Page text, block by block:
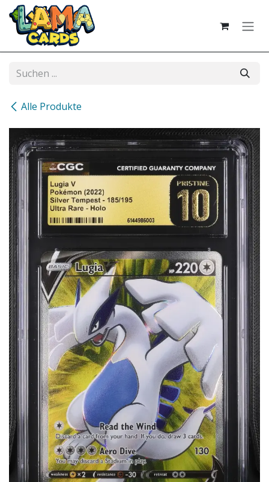
Zum Inhalt springen
Alle Produkte